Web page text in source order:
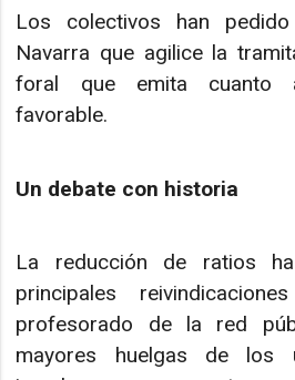
Los colectivos han
Navarra que agilice la
foral que emita cuanto
favorable.
Un debate con historia
La reducción de ratios
principales
profesorado de la red
mayores huelgas de los